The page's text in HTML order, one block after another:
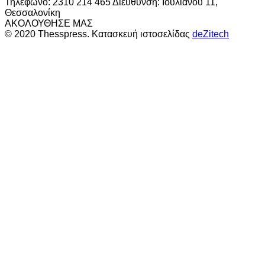
Τηλέφωνο: 2310 214 465 Διεύθυνση: Ιουλιανού 11,
Θεσσαλονίκη
ΑΚΟΛΟΥΘΗΣΕ ΜΑΣ
© 2020 Thesspress. Κατασκευή ιστοσελίδας deZitech